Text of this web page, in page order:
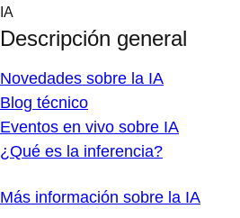
Skip
content
IA
Descripción general
Novedades sobre la IA
Blog técnico
Eventos en vivo sobre IA
¿Qué es la inferencia?
Más información sobre la IA